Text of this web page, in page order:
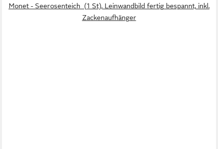
Monet - Seerosenteich (1 St), Leinwandbild fertig bespannt, inkl.
Zackenaufhänger